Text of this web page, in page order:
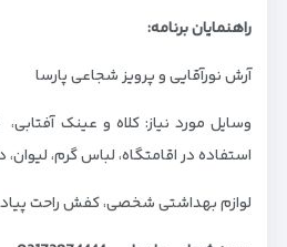
راهنمایان برنامه:
آرش نورآقایی و پرویز شجاعی پارسا
وسایل مورد نیاز: کلاه و عینک
استفاده در اقامتگاه، لباس گرم،
لوازم بهداشتی شخصی، کفش راحت